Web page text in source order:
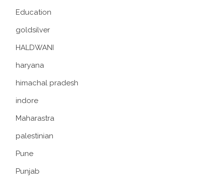
Education
goldsilver
HALDWANI
haryana
himachal pradesh
indore
Maharastra
palestinian
Pune
Punjab